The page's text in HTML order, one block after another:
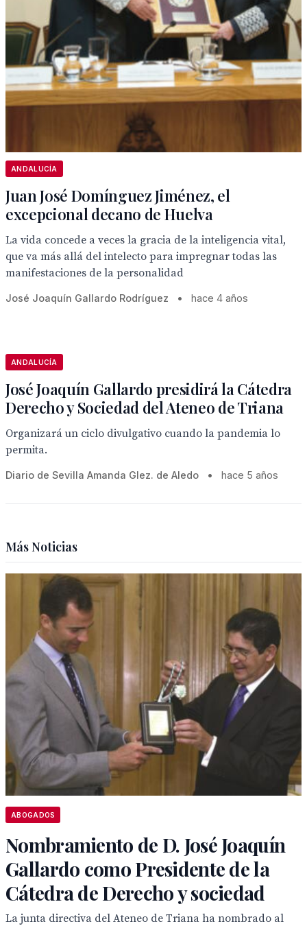
ANDALUCÍA
Juan José Domínguez Jiménez, el
excepcional decano de Huelva
La vida concede a veces la gracia de la inteligencia vital,
que va más allá del intelecto para impregnar todas las
manifestaciones de la personalidad
José Joaquín Gallardo Rodríguez • hace 4 años
ANDALUCÍA
José Joaquín Gallardo presidirá la Cátedra
Derecho y Sociedad del Ateneo de Triana
Organizará un ciclo divulgativo cuando la pandemia lo
permita.
Diario de Sevilla Amanda Glez. de Aledo • hace 5 años
Más Noticias
ABOGADOS
Nombramiento de D. José Joaquín
Gallardo como Presidente de la
Cátedra de Derecho y sociedad
La junta directiva del Ateneo de Triana ha nombrado al